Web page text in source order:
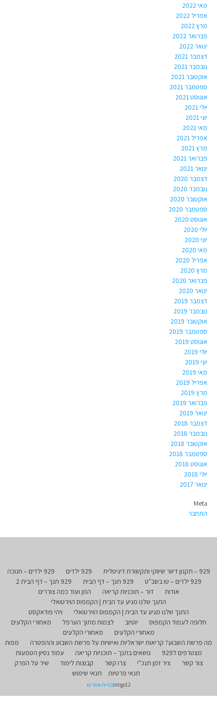
מאי 2022
אפריל 2022
מרץ 2022
פברואר 2022
ינואר 2022
דצמבר 2021
נובמבר 2021
אוקטובר 2021
ספטמבר 2021
אוגוסט 2021
יולי 2021
יוני 2021
מאי 2021
אפריל 2021
מרץ 2021
פברואר 2021
ינואר 2021
דצמבר 2020
נובמבר 2020
אוקטובר 2020
ספטמבר 2020
אוגוסט 2020
יולי 2020
יוני 2020
מאי 2020
אפריל 2020
מרץ 2020
פברואר 2020
ינואר 2020
דצמבר 2019
נובמבר 2019
אוקטובר 2019
ספטמבר 2019
אוגוסט 2019
יולי 2019
יוני 2019
מאי 2019
אפריל 2019
מרץ 2019
פברואר 2019
ינואר 2019
דצמבר 2018
נובמבר 2018
אוקטובר 2018
ספטמבר 2018
אוגוסט 2018
יולי 2018
ינואר 2017
Meta
התחבר
929 – תקנון דיוור שיווקי ותקשורת דיגיטלית 929 ילדים
929 ילדים – חנוכה
929 ילדים – טו בשב"ט
929 תנך – דף הבית
929 תנך – דף הבית 2
אודות
דור – תוכניות קריאה
המן ועוד כמה צוררים
התנך שלנו מגיע עד הבית | הקמפוס הוירטואלי
התנך שלנו מגיע עד הבית | הקמפוס הוירטואלי
ויהי פודאקסט
חלופה לעמוד הקמפוס
יוטיוב לצמוח מתוך הערפל
מאחורי הקלעים
מאחורי הקלעים
מאחורי הקלעים
מה פרשת השבוע? קריאות ישראליות ואישיות על פרשת השבוע וההפטרה
מפות
מצטרפים ל929
נושאים בתנך – תוכניות קריאה
עמוד נסיון הטמעות
צור קשר
ציר זמן תנכ"י צרו קשר קבוצות לימוד
שיר על הפרק
תנאי פרטיות
תנאי שימוש
Intigo12בניית אתרים